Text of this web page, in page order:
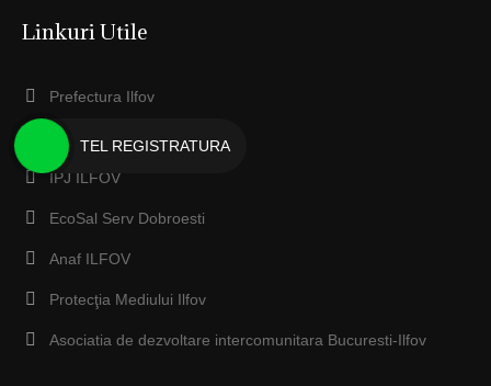
Linkuri Utile
Prefectura Ilfov
Consiliul Judeţean Ilfov
IPJ ILFOV
EcoSal Serv Dobroesti
Anaf ILFOV
Protecţia Mediului Ilfov
Asociatia de dezvoltare intercomunitara Bucuresti-Ilfov
TEL REGISTRATURA